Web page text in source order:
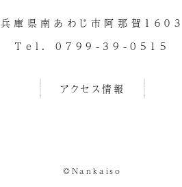
兵庫県南あわじ市阿那賀１６０３
Tel. 0799-39-0515
アクセス情報
©Nankaiso